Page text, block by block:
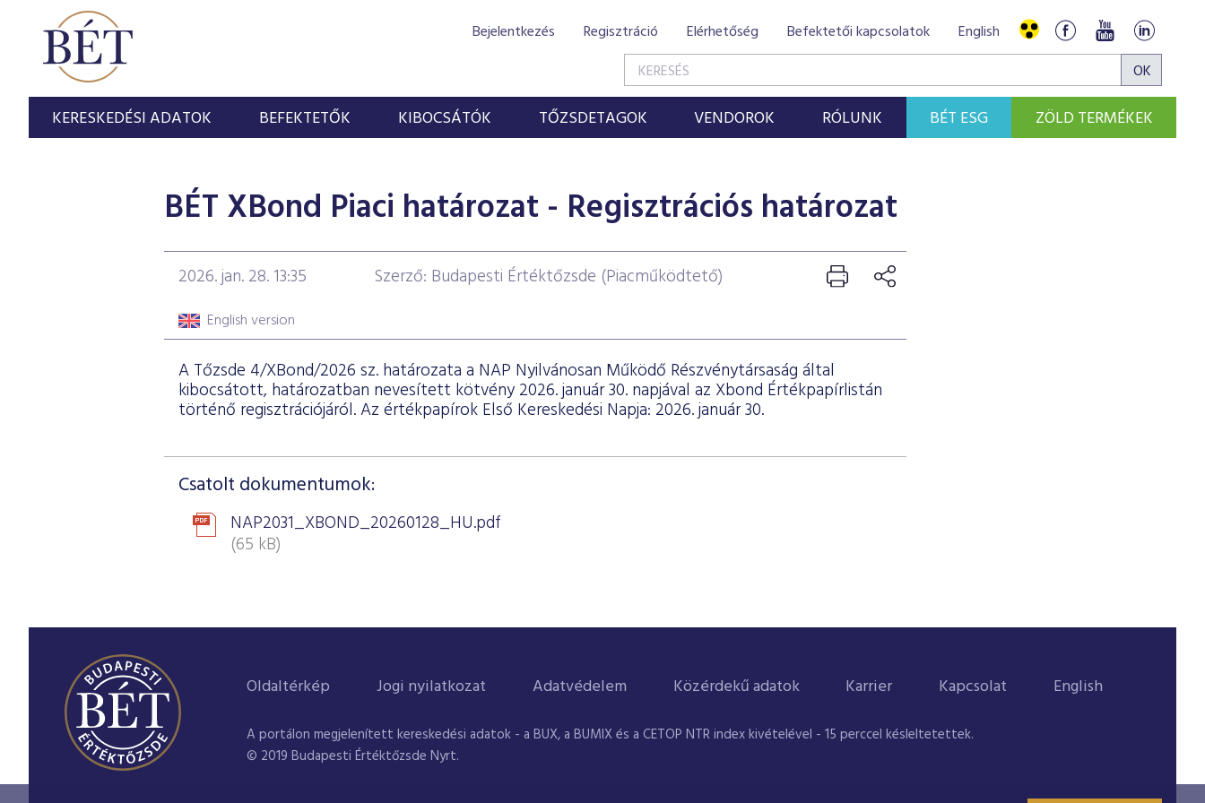
Bejelentkezés Regisztráció Elérhetőség Befektetői kapcsolatok English
KERESKEDÉSI ADATOK BEFEKTETŐK KIBOCSÁTÓK TŐZSDETAGOK VENDOROK RÓLUNK BÉT ESG ZÖLD TERMÉKEK
BÉT XBond Piaci határozat - Regisztrációs határozat
2026. jan. 28. 13:35 Szerző: Budapesti Értéktőzsde (Piacműködtető)
English version
A Tőzsde 4/XBond/2026 sz. határozata a NAP Nyilvánosan Működő Részvénytársaság által
kibocsátott, határozatban nevesített kötvény 2026. január 30. napjával az Xbond Értékpapírlistán
történő regisztrációjáról. Az értékpapírok Első Kereskedési Napja: 2026. január 30.
Csatolt dokumentumok:
NAP2031_XBOND_20260128_HU.pdf
(65 kB)
Oldaltérkép Jogi nyilatkozat Adatvédelem Közérdekű adatok Karrier Kapcsolat English
A portálon megjelenített kereskedési adatok - a BUX, a BUMIX és a CETOP NTR index kivételével - 15 perccel késleltetettek.
© 2019 Budapesti Értéktőzsde Nyrt.